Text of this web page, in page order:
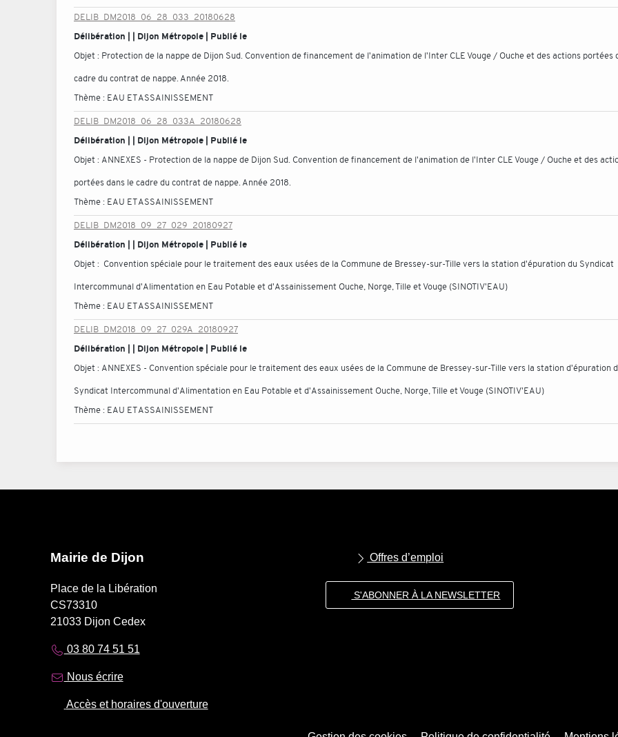
DELIB_DM2018_06_28_033_20180628
Délibération | | Dijon Métropole | Publié le
Objet : Protection de la nappe de Dijon Sud. Convention de financement de l'animation de l'Inter CLE Vouge / Ouche et des actions portées
cadre du contrat de nappe. Année 2018.
Thème : EAU ET ASSAINISSEMENT
DELIB_DM2018_06_28_033A_20180628
Délibération | | Dijon Métropole | Publié le
Objet : ANNEXES - Protection de la nappe de Dijon Sud. Convention de financement de l'animation de l'Inter CLE Vouge / Ouche et des
portées dans le cadre du contrat de nappe. Année 2018.
Thème : EAU ET ASSAINISSEMENT
DELIB_DM2018_09_27_029_20180927
Délibération | | Dijon Métropole | Publié le
Objet : Convention spéciale pour le traitement des eaux usées de la Commune de Bressey-sur-Tille vers la station d'épuration du Syndicat
Intercommunal d'Alimentation en Eau Potable et d'Assainissement Ouche, Norge, Tille et Vouge (SINOTIV'EAU)
Thème : EAU ET ASSAINISSEMENT
DELIB_DM2018_09_27_029A_20180927
Délibération | | Dijon Métropole | Publié le
Objet : ANNEXES - Convention spéciale pour le traitement des eaux usées de la Commune de Bressey-sur-Tille vers la station d'épuration
Syndicat Intercommunal d'Alimentation en Eau Potable et d'Assainissement Ouche, Norge, Tille et Vouge (SINOTIV'EAU)
Thème : EAU ET ASSAINISSEMENT
Mairie de Dijon
Place de la Libération
CS73310
21033 Dijon Cedex
03 80 74 51 51
Nous écrire
Accès et horaires d'ouverture
Offres d’emploi
S'ABONNER À LA NEWSLETTER